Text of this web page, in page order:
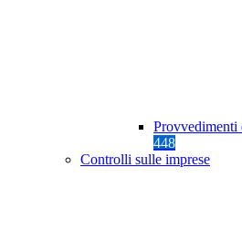
Provvedimenti
448
Controlli sulle imprese